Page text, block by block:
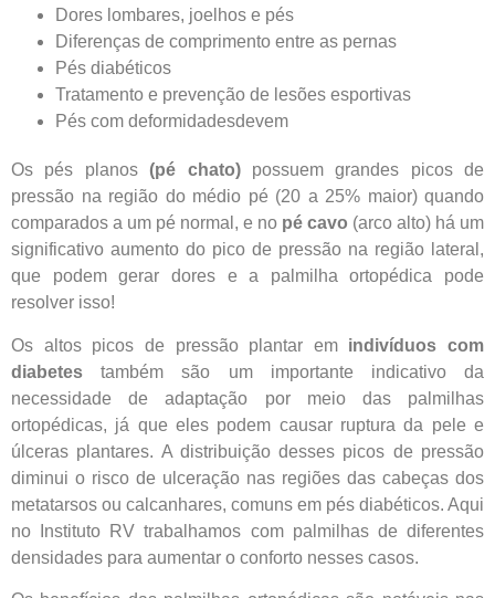
Dores lombares, joelhos e pés
Diferenças de comprimento entre as pernas
Pés diabéticos
Tratamento e prevenção de lesões esportivas
Pés com deformidadesdevem
Os pés planos(pé chato)possuem grandes picos de
pressão na região do médio pé (20 a 25% maior) quando
comparados a um pé normal, e no pé cavo (arco alto) há um
significativo aumento do pico de pressão na região lateral,
que podem gerar dores e a palmilha ortopédica pode
resolver isso!
Os altos picos de pressão plantar em indivíduos com
diabetes também são um importante indicativo da
necessidade de adaptação por meio das palmilhas
ortopédicas, já que eles podem causar ruptura da pele e
úlceras plantares. A distribuição desses picos de pressão
diminui o risco de ulceração nas regiões das cabeças dos
metatarsos ou calcanhares, comuns em pés diabéticos. Aqui
no Instituto RV trabalhamos com palmilhas de diferentes
densidades para aumentar o conforto nesses casos.